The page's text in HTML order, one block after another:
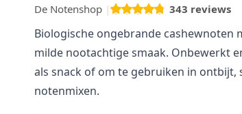
343 reviews
De Notenshop
Biologische ongebrande cashewnoten
milde nootachtige smaak. Onbewerkt
als snack of om te gebruiken in ontbijt,
notenmixen.